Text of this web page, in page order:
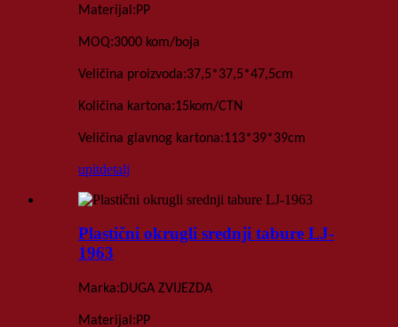
Materijal :PP
MOQ:3000 kom/boja
Veličina proizvoda:37,5*37,5*47,5cm
Količina kartona:15kom/CTN
Veličina glavnog kartona:113*39*39cm
upitdetalj
Plastični okrugli srednji tabure LJ-
1963
Marka:DUGA ZVIJEZDA
Materijal :PP